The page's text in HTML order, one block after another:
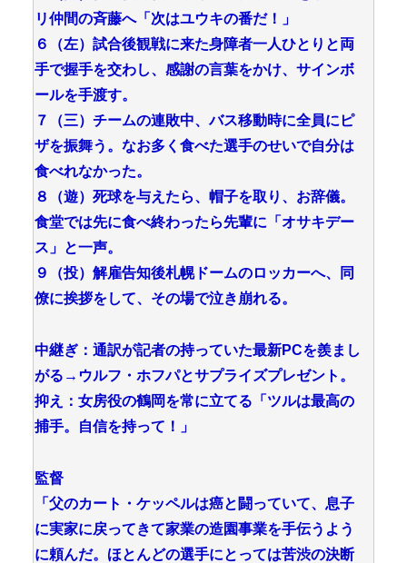
リ仲間の斉藤へ「次はユウキの番だ！」
６（左）試合後観戦に来た身障者一人ひとりと両
手で握手を交わし、感謝の言葉をかけ、サインボ
ールを手渡す。
７（三）チームの連敗中、バス移動時に全員にピ
ザを振舞う。なお多く食べた選手のせいで自分は
食べれなかった。
８（遊）死球を与えたら、帽子を取り、お辞儀。
食堂では先に食べ終わったら先輩に「オサキデー
ス」と一声。
９（投）解雇告知後札幌ドームのロッカーへ、同
僚に挨拶をして、その場で泣き崩れる。
中継ぎ：通訳が記者の持っていた最新PCを羨まし
がる→ウルフ・ホフパとサプライズプレゼント。
抑え：女房役の鶴岡を常に立てる「ツルは最高の
捕手。自信を持って！」
監督
「父のカート・ケッペルは癌と闘っていて、息子
に実家に戻ってきて家業の造園事業を手伝うよう
に頼んだ。ほとんどの選手にとっては苦渋の決断